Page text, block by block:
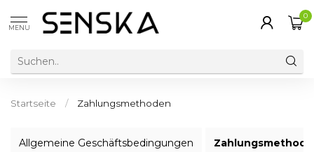
MENU
0
Startseite / Zahlungsmethoden
Allgemeine Geschäftsbedingungen